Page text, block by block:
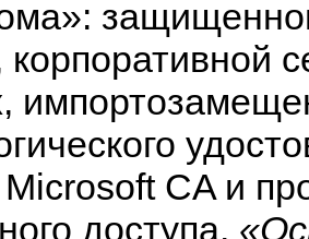
корпоративной
CA и
доступа.